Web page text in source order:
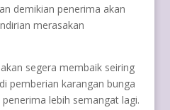
demikian penerima akan
merasakan
segera membaik seiring
pemberian karangan bunga
lebih semangat lagi.